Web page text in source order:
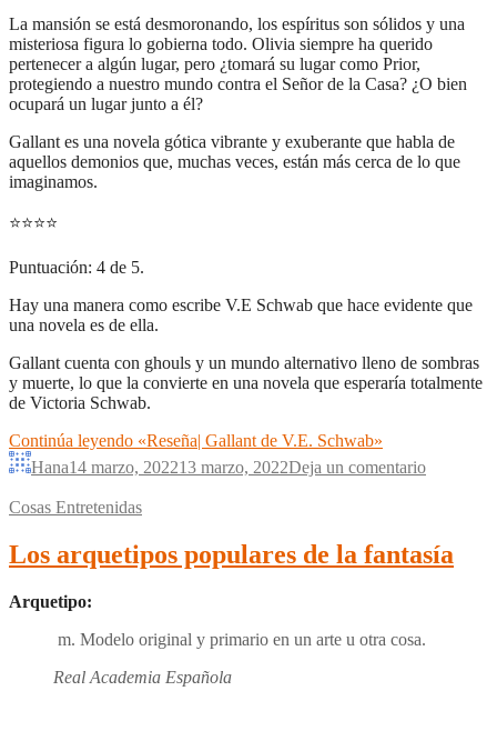
La mansión se está desmoronando, los espíritus son sólidos y una
misteriosa figura lo gobierna todo. Olivia siempre ha querido
pertenecer a algún lugar, pero ¿tomará su lugar como Prior,
protegiendo a nuestro mundo contra el Señor de la Casa? ¿O bien
ocupará un lugar junto a él?
Gallant es una novela gótica vibrante y exuberante que habla de
aquellos demonios que, muchas veces, están más cerca de lo que
imaginamos.
⭐⭐⭐⭐
Puntuación: 4 de 5.
Hay una manera como escribe V.E Schwab que hace evidente que
una novela es de ella.
Gallant cuenta con ghouls y un mundo alternativo lleno de sombras
y muerte, lo que la convierte en una novela que esperaría totalmente
de Victoria Schwab.
Continúa leyendo «Reseña| Gallant de V.E. Schwab»
Hana14 marzo, 202213 marzo, 2022Deja un comentario
Cosas Entretenidas
Los arquetipos populares de la fantasía
Arquetipo:
m. Modelo original y primario en un arte u otra cosa.
Real Academia Española